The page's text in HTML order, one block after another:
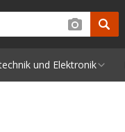
und Elektronik